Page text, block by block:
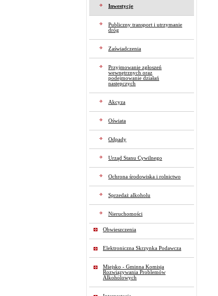
Inwestycje
Publiczny transport i utrzymanie
dróg
Zaświadczenia
Przyjmowanie zgłoszeń
wewnętrznych oraz
podejmowanie działań
następczych
Akcyza
Oświata
Odpady
Urząd Stanu Cywilnego
Ochrona środowiska i rolnictwo
Sprzedaż alkoholu
Nieruchomości
Obwieszczenia
Elektroniczna Skrzynka Podawcza
Miejsko - Gminna Komisja
Rozwiązywania Problemów
Alkoholowych